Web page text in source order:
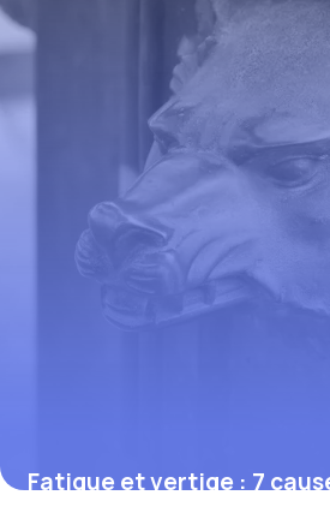
Fatigue et vertige : 7